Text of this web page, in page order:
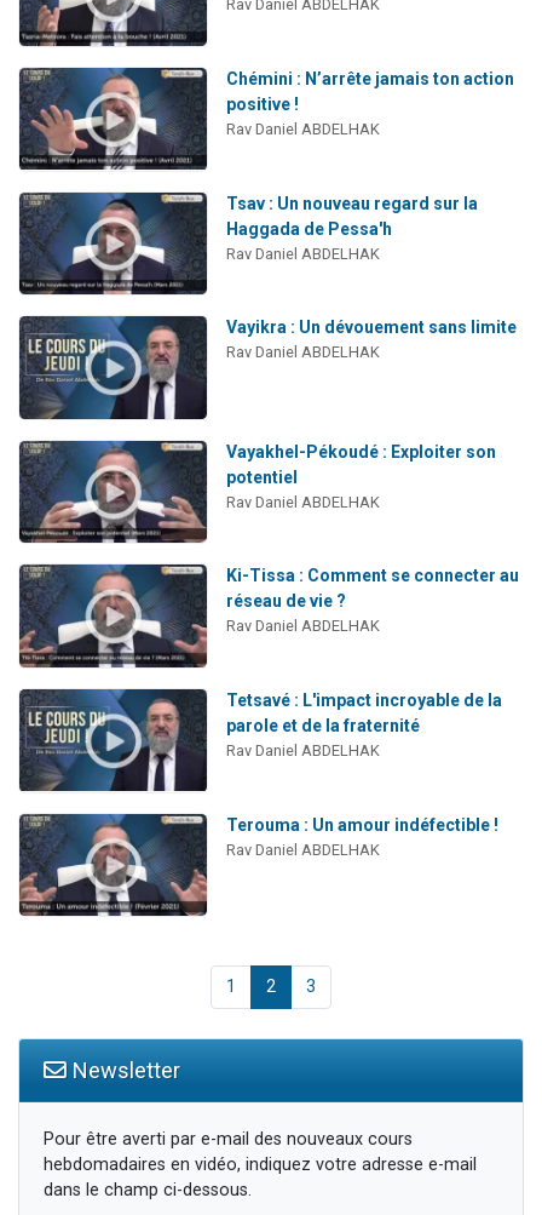
Odaya vient de donner son Maasser
Rav Daniel ABDELHAK
Chémini : N’arrête jamais ton action
positive !
Rav Daniel ABDELHAK
Tsav : Un nouveau regard sur la
Haggada de Pessa'h
Rav Daniel ABDELHAK
Vayikra : Un dévouement sans limite
Rav Daniel ABDELHAK
Vayakhel-Pékoudé : Exploiter son
potentiel
Rav Daniel ABDELHAK
Ki-Tissa : Comment se connecter au
réseau de vie ?
Rav Daniel ABDELHAK
Tetsavé : L'impact incroyable de la
parole et de la fraternité
Rav Daniel ABDELHAK
Terouma : Un amour indéfectible !
Rav Daniel ABDELHAK
1 2 3
Newsletter
Pour être averti par e-mail des nouveaux cours
hebdomadaires en vidéo, indiquez votre adresse e-mail
dans le champ ci-dessous.